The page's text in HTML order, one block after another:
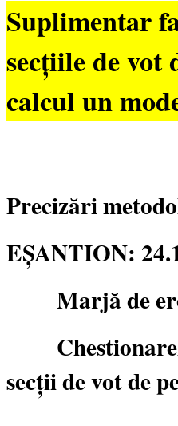
Suplimentar
secțiile de
calcul un
Precizări
EȘANTION:
Marjă de
secții de vot de